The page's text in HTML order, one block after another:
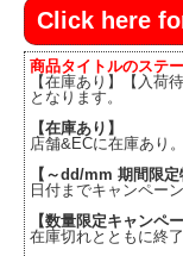
Click here
商品タイトルのステ
【在庫あり】【入荷
となります。
【在庫あり】
店舗&ECに在庫あり。
【～dd/mm 期間限定
日付までキャンペー
【数量限定キャンペー
在庫切れとともに終